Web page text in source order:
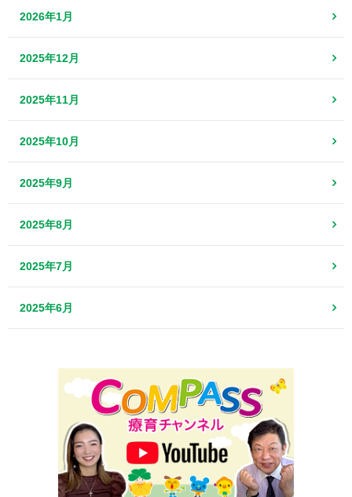
2026年1月
2025年12月
2025年11月
2025年10月
2025年9月
2025年8月
2025年7月
2025年6月